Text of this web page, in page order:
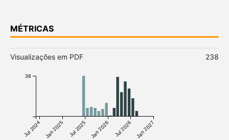
MÉTRICAS
Visualizações em PDF 238
Jul 2024 Jan 2025 Jul 2025 Jan 2026 Jul 2026 Jan 2027
38